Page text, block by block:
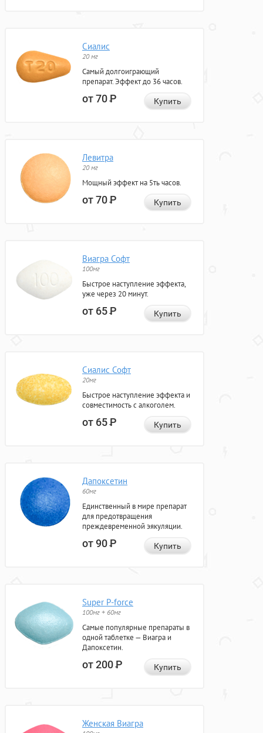
Сиалис
20 мг
Самый долгоиграющий
препарат. Эффект до 36 часов.
от 70Р Купить
Левитра
20 мг
Мощный эффект на 5ть часов.
от 70Р Купить
Виагра Софт
100мг
Быстрое наступление эффекта,
уже через 20 минут.
от 65Р Купить
Сиалис Софт
20мг
Быстрое наступление эффекта и
совместимость с алкоголем.
от 65Р Купить
Дапоксетин
60мг
Единственный в мире препарат
для предотвращения
преждевременной эякуляции.
от 90Р Купить
Super P-force
100мг + 60мг
Самые популярные препараты в
одной таблетке — Виагра и
Дапоксетин.
от 200Р Купить
Женская Виагра